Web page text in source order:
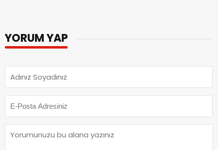
YORUM YAP